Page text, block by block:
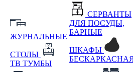
ЖУРНАЛЬНЫЕ
СТОЛЫ
ТВ ТУМБЫ
СЕРВАНТЫ
ДЛЯ ПОСУДЫ,
БАРНЫЕ
ШКАФЫ